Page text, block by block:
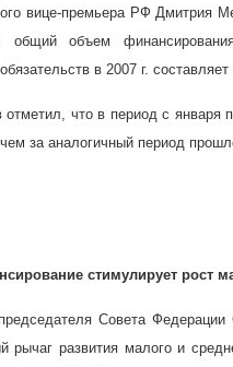
вице-премьера РФ Дмитрия
общий объем
в 2007 г.
что в период с января
за аналогичный период
стимулирует рост
Совета
рычаг развития малого и